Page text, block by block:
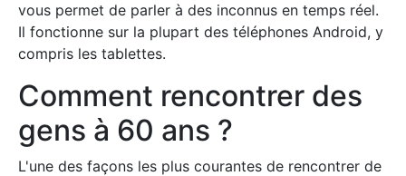
vous permet de parler à des inconnus en temps réel.
Il fonctionne sur la plupart des téléphones Android, y
compris les tablettes.
Comment rencontrer des
gens à 60 ans ?
L'une des façons les plus courantes de rencontrer de